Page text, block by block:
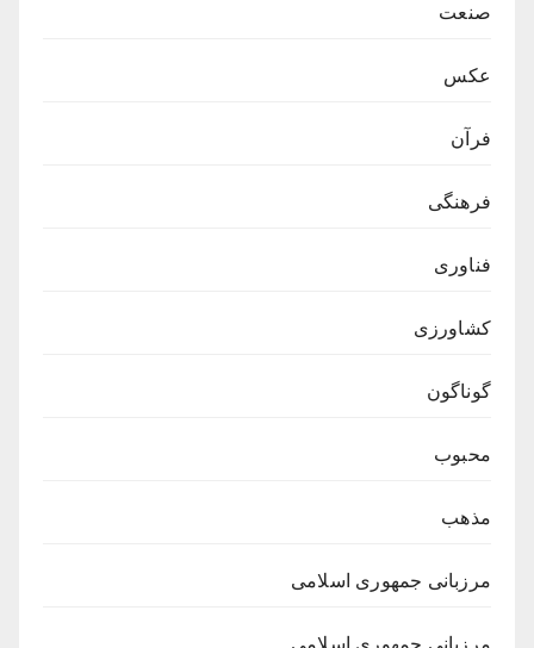
صنعت
عکس
فرآن
فرهنگی
فناوری
کشاورزی
گوناگون
محبوب
مذهب
مرزبانی جمهوری اسلامی